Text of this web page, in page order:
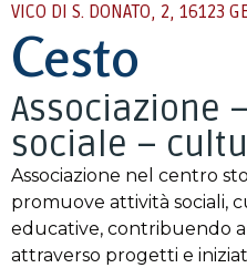
VICO DI S. DONATO, 2, 16123
Cesto
Associazione
sociale –
Associazione nel centro
promuove attività sociali,
educative, contribuendo
attraverso progetti e